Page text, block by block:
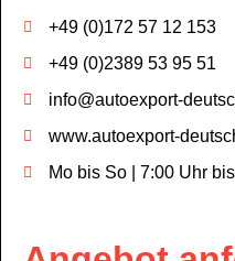
+49 (0)172 57 12 153
+49 (0)2389 53 95 51
info@autoexport-
www.autoexport-
Mo bis So | 7:00 Uhr